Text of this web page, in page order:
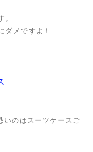
。
ダメですよ！
いのはスーツケースご